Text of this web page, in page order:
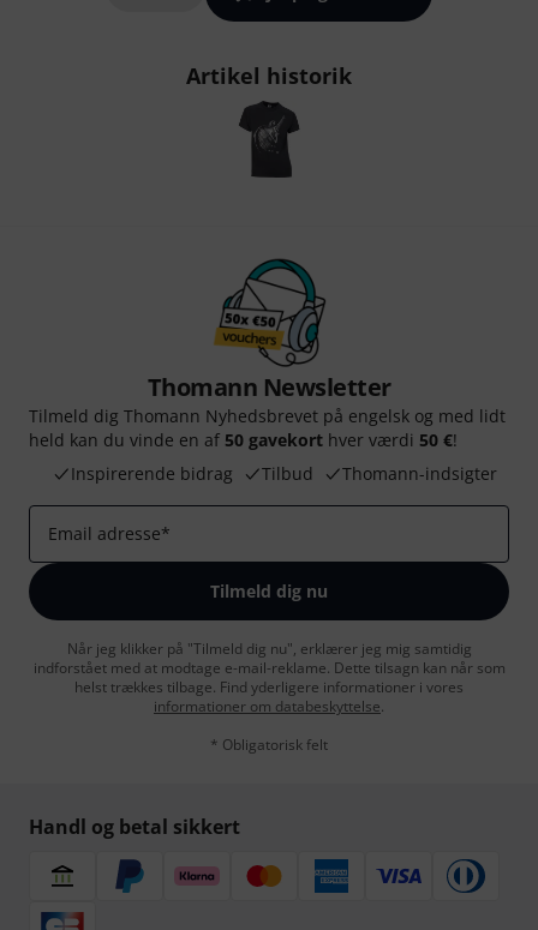
Artikel historik
Thomann Newsletter
Tilmeld dig Thomann Nyhedsbrevet på engelsk og med lidt
held kan du vinde en af 50 gavekort hver værdi 50 €!
Inspirerende bidrag
Tilbud Thomann-indsigter
Email adresse*
Tilmeld dig nu
Når jeg klikker på "Tilmeld dig nu", erklærer jeg mig samtidig
indforstået med at modtage e-mail-reklame. Dette tilsagn kan når som
helst trækkes tilbage. Find yderligere informationer i vores
informationer om databeskyttelse.
* Obligatorisk felt
Handl og betal sikkert